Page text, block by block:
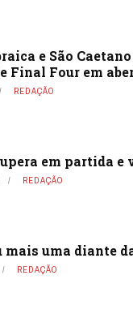
e São
Final Four em
REDAÇÃO
em partida e
REDAÇÃO
mais uma diante
REDAÇÃO